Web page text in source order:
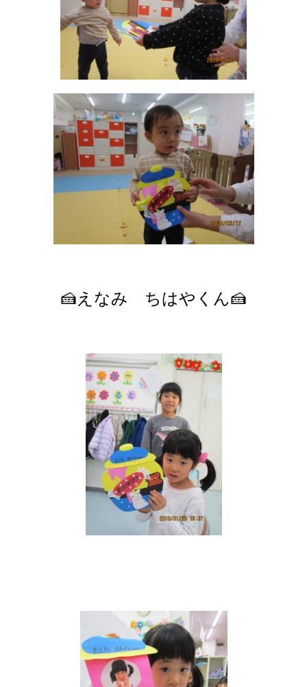
🍰えなみ ちはやくん🍰